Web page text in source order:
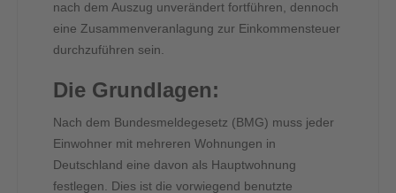
nach dem Auszug unverändert fortführen, dennoch
eine Zusammenveranlagung zur Einkommensteuer
durchzuführen sein.
Die Grundlagen:
Nach dem Bundesmeldegesetz (BMG) muss jeder
Einwohner mit mehreren Wohnungen in
Deutschland eine davon als Hauptwohnung
festlegen. Dies ist die vorwiegend benutzte